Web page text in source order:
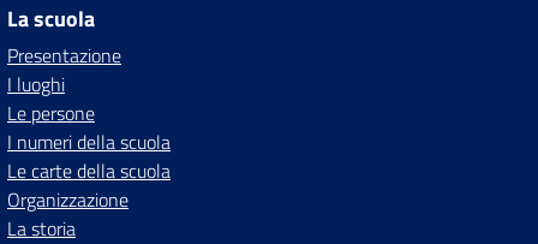
La scuola
Presentazione
I luoghi
Le persone
I numeri della scuola
Le carte della scuola
Organizzazione
La storia